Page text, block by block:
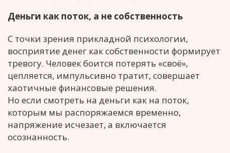
Деньги как поток, а не собственность
С точки зрения прикладной психологии,
восприятие денег как собственности формирует
тревогу. Человек боится потерять «своё»,
цепляется, импульсивно тратит, совершает
хаотичные финансовые решения.
Но если смотреть на деньги как на поток,
которым мы распоряжаемся временно,
напряжение исчезает, а включается
осознанность.